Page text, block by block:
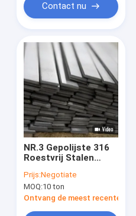
Contact nu
NR.3 Gepolijste 316
Roestvrij Stalen
Prijs:Negotiate
MOQ:10 ton
Ontvang de meest recente